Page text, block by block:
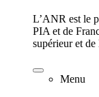
L’ANR est le
PIA et de
supérieur et de
Menu